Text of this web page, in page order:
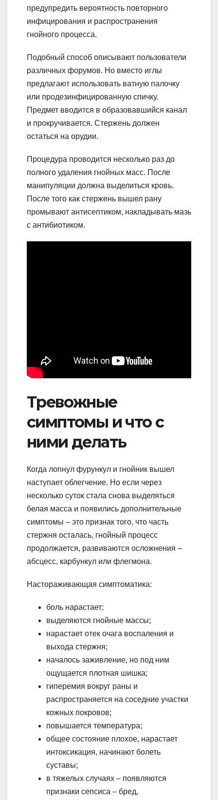
предупредить вероятность повторного
инфицирования и распространения
гнойного процесса.
Подобный способ описывают пользователи
различных форумов. Но вместо иглы
предлагают использовать ватную палочку
или продезинфицированную спичку.
Предмет вводится в образовавшийся канал
и прокручивается. Стержень должен
остаться на орудии.
Процедура проводится несколько раз до
полного удаления гнойных масс. После
манипуляции должна выделиться кровь.
После того как стержень вышел рану
промывают антисептиком, накладывать мазь
с антибиотиком.
Тревожные
симптомы и что с
ними делать
Когда лопнул фурункул и гнойник вышел
наступает облегчение. Но если через
несколько суток стала снова выделяться
белая масса и появились дополнительные
симптомы – это признак того, что часть
стержня осталась, гнойный процесс
продолжается, развиваются осложнения –
абсцесс, карбункул или флегмона.
Настораживающая симптоматика:
боль нарастает;
выделяются гнойные массы;
нарастает отек очага воспаления и
выхода стержня;
началось заживление, но под ним
ощущается плотная шишка;
гиперемия вокруг раны и
распространяется на соседние участки
кожных покровов;
повышается температура;
общее состояние плохое, нарастает
интоксикация, начинают болеть
суставы;
в тяжелых случаях – появляются
признаки сепсиса – бред,